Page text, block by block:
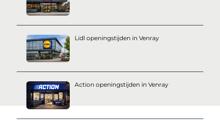
Lidl openingstijden in Venray
Action openingstijden in Venray